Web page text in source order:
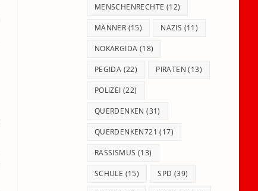
MENSCHENRECHTE (12)
MÄNNER (15) NAZIS (11)
NOKARGIDA (18)
PEGIDA (22) PIRATEN (13)
POLIZEI (22)
QUERDENKEN (31)
QUERDENKEN721 (17)
RASSISMUS (13)
SCHULE (15) SPD (39)